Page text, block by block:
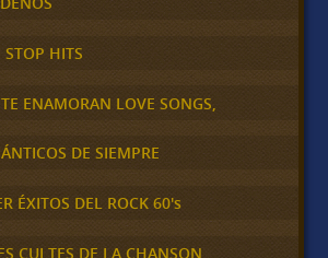
HITS
ENAMORAN LOVE SONGS,
DE SIEMPRE
ÉXITOS DEL ROCK 60's
CULTES DE LA CHANSON